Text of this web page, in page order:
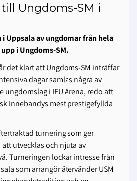
Ungdoms-SM i
i Uppsala av ungdomar från hela
i Ungdoms-SM.
det klart att Ungdoms-SM inträffar
dagar samlas några av
ungdomslag i IFU Arena, redo att
Innebandys mest prestigefyllda
turnering som ger
utvecklas och njuta av
Turneringen lockar intresse från
som arrangör återvänder USM